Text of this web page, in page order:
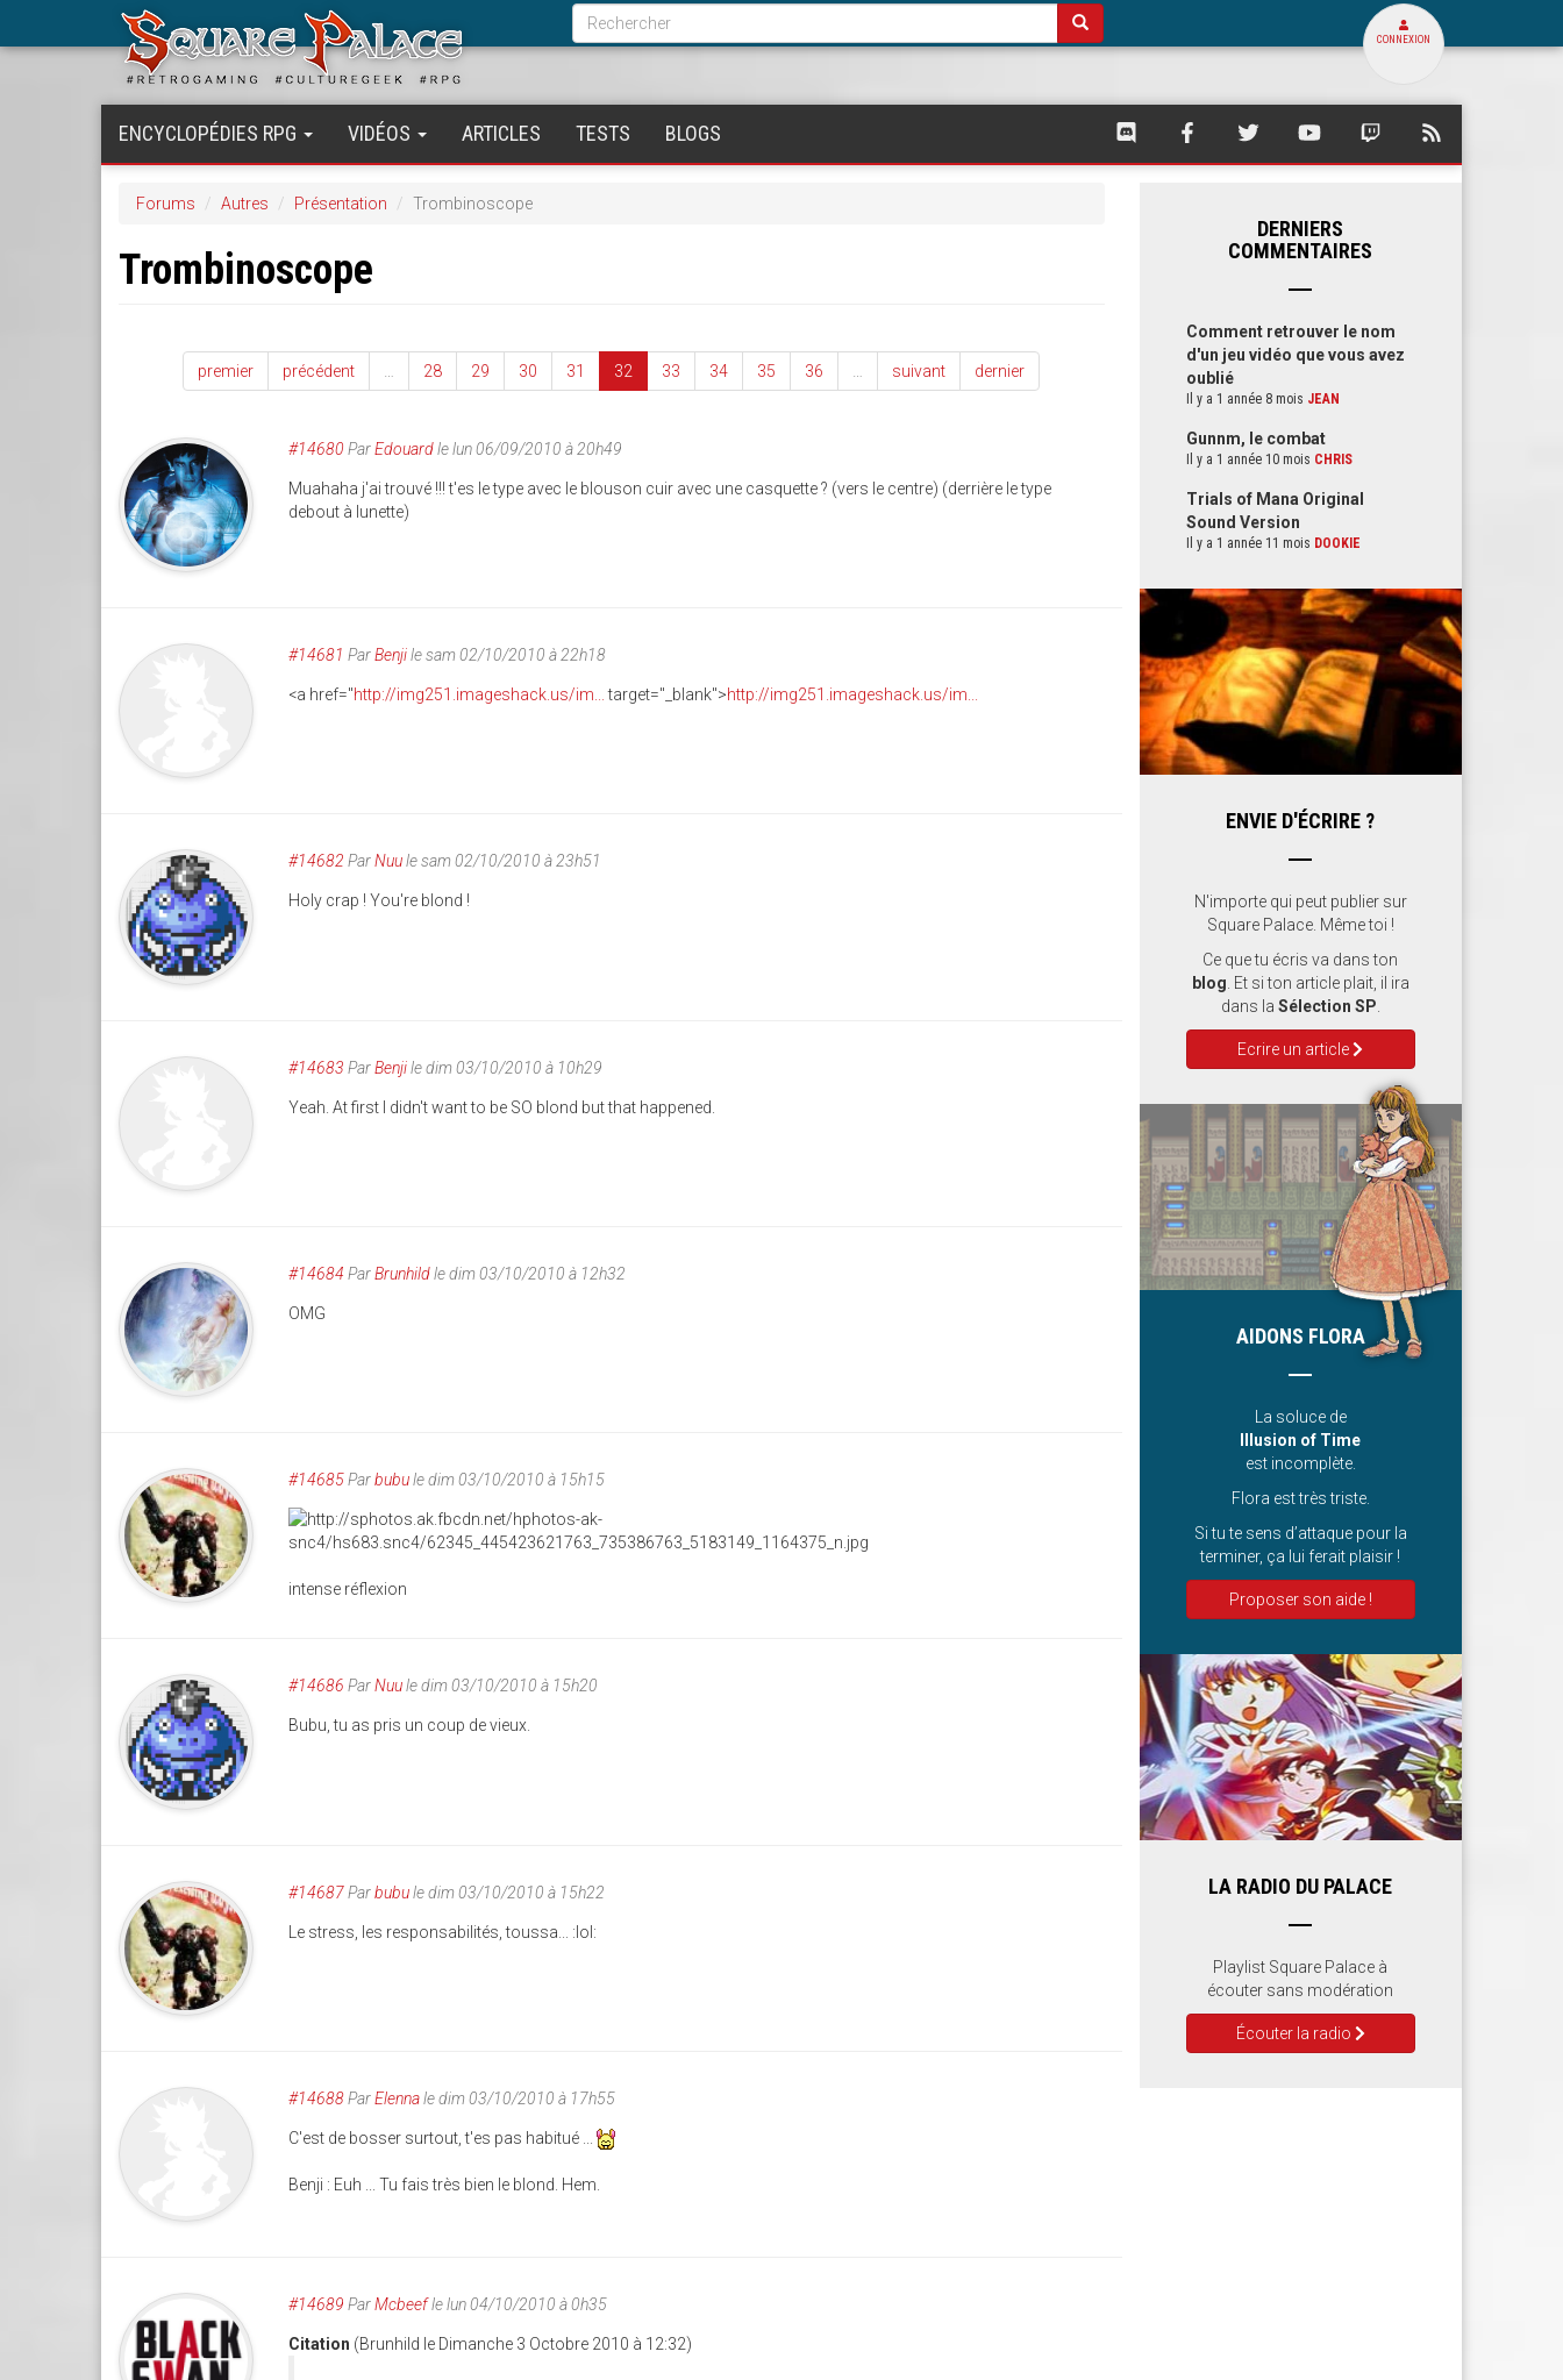
Formulaire
de
recherche
Rechercher
CONNEXION
ENCYCLOPÉDIES RPG VIDÉOS ARTICLES TESTS BLOGS
SQUARE
SQUARE SQUARE SQUARE SQUARE
Forums Autres Présentation Trombinoscope
Trombinoscope
premier précédent 28 29 30 31 32 33 34 35 36 suivant dernier
#14680 ParEdouardle lun 06/09/2010 à 20h49
Muahaha j'ai trouvé !!! t'es le type avec le blouson cuir avec une casquette ? (vers le centre) (derrière le type
debout à lunette)
#14681 ParBenjile sam 02/10/2010 à 22h18
<a href="http://img251.imageshack.us/im...target="_blank">http://img251.imageshack.us/im...
#14682 ParNuule sam 02/10/2010 à 23h51
Holy crap ! You're blond !
#14683 ParBenjile dim 03/10/2010 à 10h29
Yeah. At first I didn't want to be SO blond but that happened.
#14684 ParBrunhildle dim 03/10/2010 à 12h32
OMG
#14685Parbubule dim 03/10/2010 à 15h15
intense réflexion
#14686 ParNuule dim 03/10/2010 à 15h20
Bubu, tu as pris un coup de vieux.
#14687Parbubule dim 03/10/2010 à 15h22
Le stress, les responsabilités, toussa... :lol:
#14688ParElennale dim 03/10/2010 à 17h55
C'est de bosser surtout, t'es pas habitué ...
Benji : Euh ... Tu fais très bien le blond. Hem.
#14689 ParMcbeefle lun 04/10/2010 à 0h35
Citation (Brunhild le Dimanche 3 Octobre 2010 à 12:32)
DERNIERS
COMMENTAIRES
Comment retrouver le nom
d'un jeu vidéo que vous avez
oublié
Il y a 1 année 8 mois JEAN
Gunnm, le combat
Il y a 1 année 10 mois CHRIS
Trials of Mana Original
Sound Version
Il y a 1 année 11 mois DOOKIE
ENVIE D'ÉCRIRE ?
N'importe qui peut publier sur
Square Palace. Même toi !
Ce que tu écris va dans ton
blog . Et si ton article plait, il ira
dans la Sélection SP
Ecrire un article
AIDONS FLORA
La soluce de
Illusion of Time
est incomplète.
Flora est très triste.
Si tu te sens d’attaque pour la
terminer, ça lui ferait plaisir !
Proposer son aide !
LA RADIO DU PALACE
Playlist Square Palace à
écouter sans modération
Écouter la radio